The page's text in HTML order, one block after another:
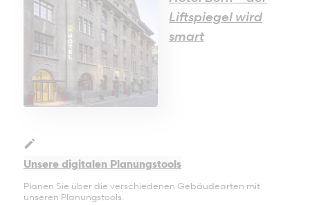
Steinach
Wettswil
Liftspiegel wird
smart
Unsere digitalen Planungstools
Planen Sie über die verschiedenen Gebäudearten mit
unseren Planungstools.